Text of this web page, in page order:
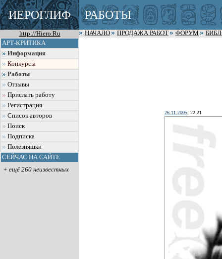
ИЕРОГЛИФ РАБОТЫ
http://Hiero.Ru НАЧАЛО ПРОДАЖА РАБОТ ФОРУМ
АРТ-КРИТИКА
Информация
Конкурсы
Работы
Отзывы
Прислать работу
Регистрация
Список авторов
Поиск
Подписка
Полезняшки
СЕЙЧАС НА САЙТЕ
+ ещё 260 неизвестных
26.11.2005, 22:21